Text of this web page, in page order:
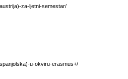
za-ljetni-semestar/
u-okviru-erasmus+/